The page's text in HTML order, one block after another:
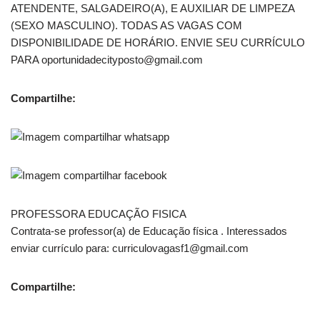
ATENDENTE, SALGADEIRO(A), E AUXILIAR DE LIMPEZA
(SEXO MASCULINO). TODAS AS VAGAS COM
DISPONIBILIDADE DE HORÁRIO. ENVIE SEU CURRÍCULO
PARA oportunidadecityposto@gmail.com
Compartilhe:
PROFESSORA EDUCAÇÃO FISICA
Contrata-se professor(a) de Educação física . Interessados
enviar currículo para: curriculovagasf1@gmail.com
Compartilhe: